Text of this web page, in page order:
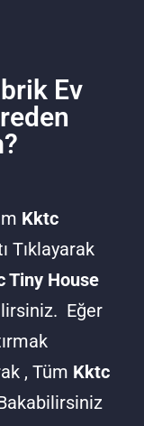
Ev
Kktc
Tıklayarak
Tiny House
Eğer
, Tüm Kktc